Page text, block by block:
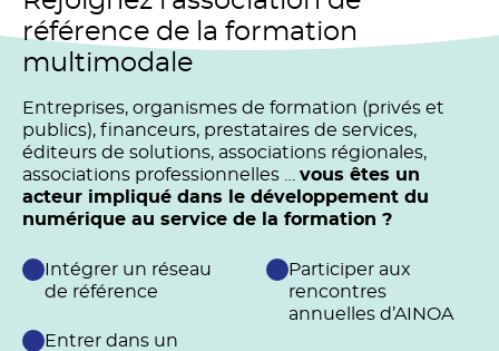
référence de la formation
multimodale
Entreprises, organismes de formation (privés et
publics), financeurs, prestataires de services,
éditeurs de solutions, associations régionales,
associations professionnelles … vous êtes un
acteur impliqué dans le développement du
numérique au service de la formation ?
Intégrer un réseau
de référence
Entrer dans un
Participer aux
rencontres
annuelles d’AINOA